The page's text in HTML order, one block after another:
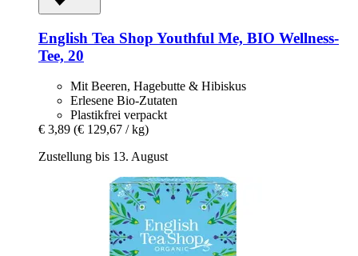
English Tea Shop Youthful Me, BIO Wellness-​
Tee, 20
Mit Beeren, Hagebutte & Hibiskus
Erlesene Bio-Zutaten
Plastikfrei verpackt
€ 3,89 (€ 129,67 / kg)
Zustellung bis 13. August